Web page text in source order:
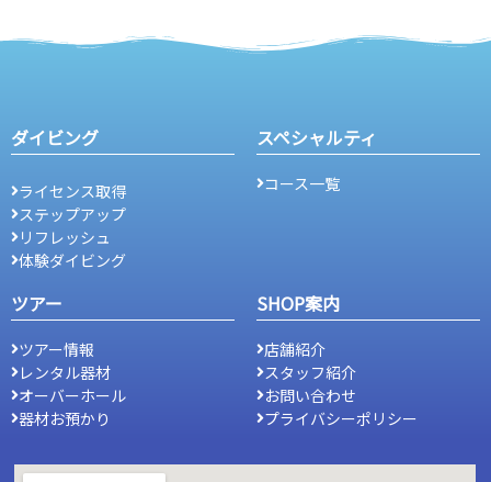
ダイビング
ライセンス取得
ステップアップ
リフレッシュ
体験ダイビング
スペシャルティ
コース一覧
ツアー
ツアー情報
レンタル器材
オーバーホール
器材お預かり
SHOP案内
店舗紹介
スタッフ紹介
お問い合わせ
プライバシーポリシー